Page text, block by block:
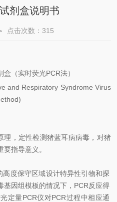
剂盒说明书
点击次数：315
盒（实时荧光PCR法）
and Respiratory SyndromeVirus
理， 定性检测猪蓝耳病病毒 ，对猪
指导意义。
高度保守区域设计特异性引物和探
基因组模板的情况下， PCR反应得
定量PCR仪对PCR过程中相应通